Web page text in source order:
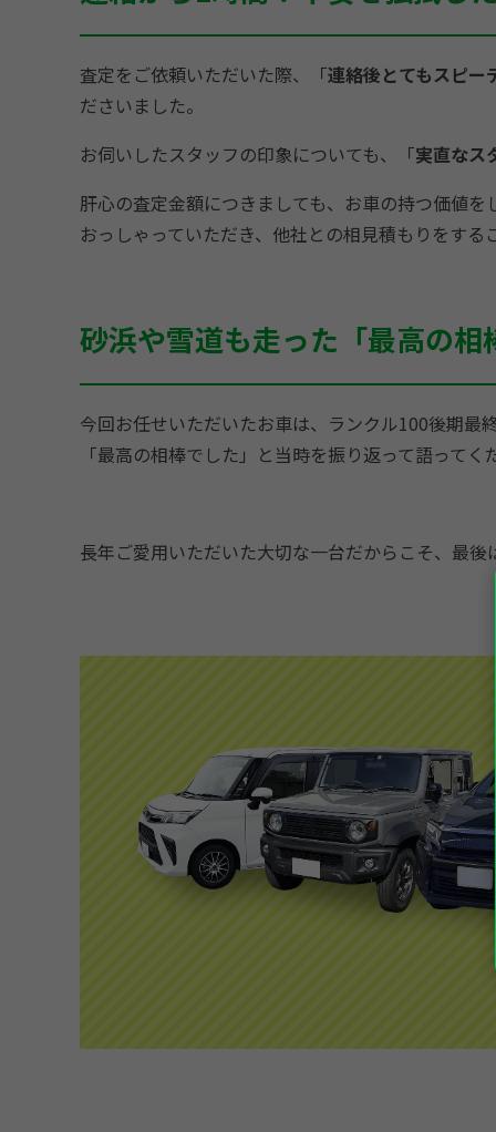
査定をご依頼いただいた際、「連絡後とてもスピー
ださいました。
お伺いしたスタッフの印象についても、「実直なス
肝心の査定金額につきましても、お車の持つ価値
おっしゃっていただき、他社との相見積もりをす
砂浜や雪道も走った「最高の相
今回お任せいただいたお車は、ランクル100後期最
「最高の相棒でした」と当時を振り返って語ってく
長年ご愛用いただいた大切な一台だからこそ、最